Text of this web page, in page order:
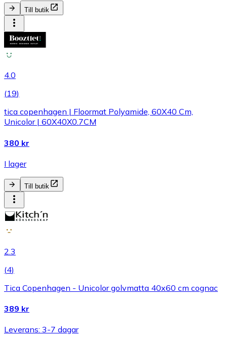
Till butik
4.0
(19)
tica copenhagen | Floormat Polyamide, 60X40 Cm,
Unicolor | 60X40X0.7CM
380 kr
I lager
Till butik
2.3
(4)
Tica Copenhagen - Unicolor golvmatta 40x60 cm cognac
389 kr
Leverans: 3-7 dagar